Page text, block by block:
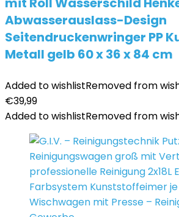
Abwasserauslass-Design
Seitendruckenwringer PP
Metall gelb 60 x 36 x 84 cm
Added to wishlistRemoved from
€39,99
Added to wishlistRemoved from